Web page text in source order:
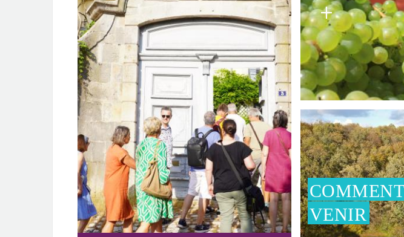
VISITES COMMENTÉES DU CHÂTEAU DE
BUSSY-RABUTIN
Laissez le château vous dévoiler tous ses secrets
grâce aux visites commentées assurées par les…
Tous les évènements
COMMENT
VENIR